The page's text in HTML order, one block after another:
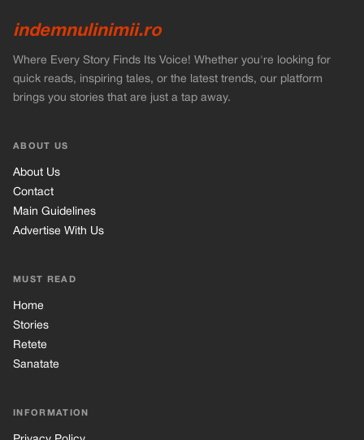
indemnulinimii.ro
Where Every Story Finds Its Voice! Whether you're looking for
quick reads, inspiring tales, or the latest trends, our platform
brings you stories that are just a tap away.
ABOUT US
About Us
Contact
Main Guidelines
Advertise With Us
MUST READ
Home
Stories
Retete
Sanatate
INFORMATION